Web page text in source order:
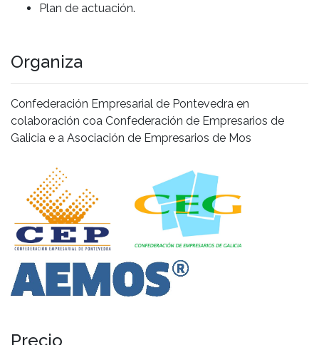
Plan de actuación.
Organiza
Confederación Empresarial de Pontevedra en
colaboración coa Confederación de Empresarios de
Galicia e a Asociación de Empresarios de Mos
Precio